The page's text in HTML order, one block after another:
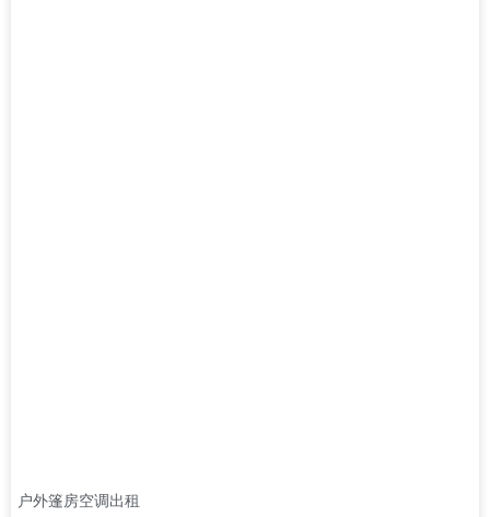
户外篷房空调出租